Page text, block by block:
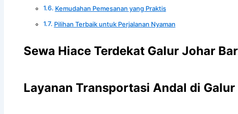
Kemudahan Pemesanan yang Praktis
Pilihan Terbaik untuk Perjalanan Nyaman
Sewa Hiace Terdekat Galur Johar
Layanan Transportasi Andal di